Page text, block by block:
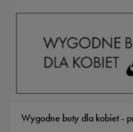
Wygodne buty dla kobiet -